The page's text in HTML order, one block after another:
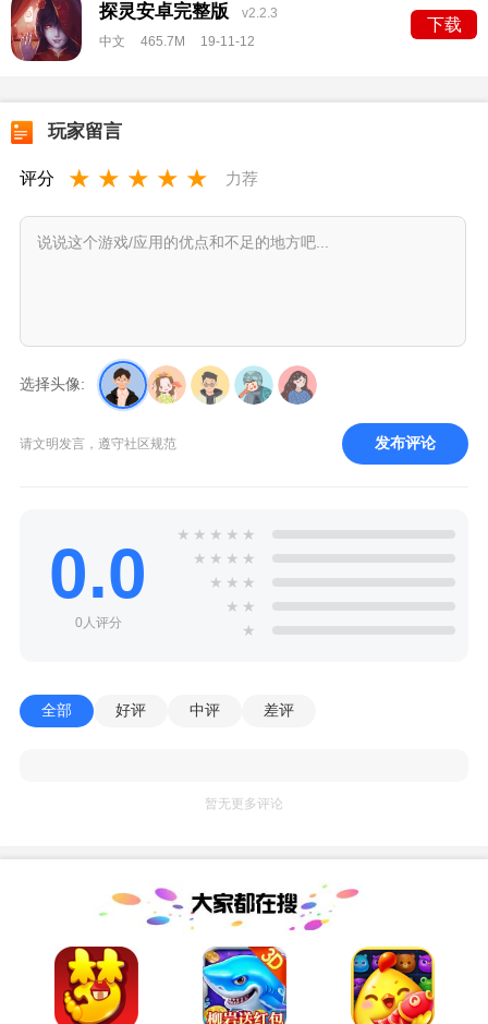
探灵安卓完整版
v2.2.3
中文
465.7M 19-11-12
下载
玩家留言
评分 ★ ★ ★ ★ ★ 力荐
选择头像:
请文明发言，遵守社区规范 发布评论
0.0
0人评分
★ ★ ★ ★ ★
★ ★ ★ ★
★ ★ ★
★ ★
★
全部 好评 中评 差评
暂无更多评论